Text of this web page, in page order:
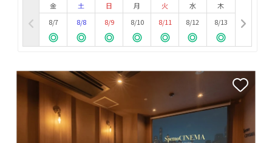
金
8/7
土
8/8
日
8/9
月
8/10
火
8/11
水
8/12
木
8/13